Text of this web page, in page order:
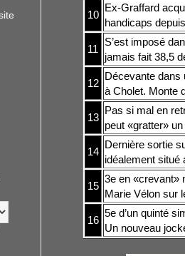
10
Ex-Graffard
handicaps
11
S’est imposé
jamais fait 38,5
12
Décevante dans
à Cholet. Monte
13
Pas si mal en
peut «gratter» un
14
Dernière sortie
idéalement situé
15
3e en «crevant»
Marie Vélon sur
16
5e d’un quinté
Un nouveau